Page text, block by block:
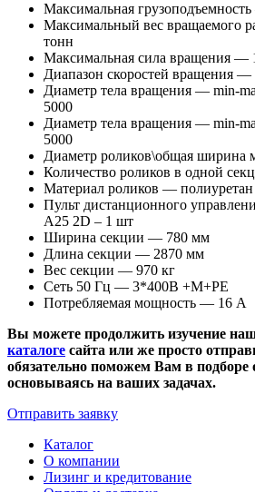
Максимальная
Максимальный вес вращаемого
тонн
Максимальная сила вращения —
Диапазон скоростей вращения
Диаметр тела вращения — min-
5000
Диаметр тела вращения — min-
5000
Диаметр роликов\общая ширина
Количество роликов в одной
Материал роликов — полиуретан
Пульт дистанционного
А25 2D – 1 шт
Ширина секции — 780 мм
Длина секции — 2870 мм
Вес секции — 970 кг
Сеть 50 Гц — 3*400В +М+РЕ
Потребляемая мощность — 16 А
Вы можете продолжить изучение
каталоге сайта или же просто
обязательно поможем Вам в подборе
основываясь на ваших задачах.
Отправить заявку
Каталог
О компании
Лизинг и кредитование